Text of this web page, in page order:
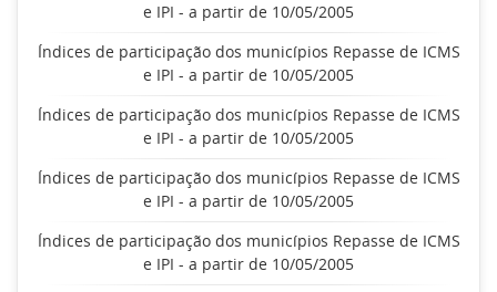
e IPI - a partir de 10/05/2005
Índices de participação dos municípios Repasse de ICMS
e IPI - a partir de 10/05/2005
Índices de participação dos municípios Repasse de ICMS
e IPI - a partir de 10/05/2005
Índices de participação dos municípios Repasse de ICMS
e IPI - a partir de 10/05/2005
Índices de participação dos municípios Repasse de ICMS
e IPI - a partir de 10/05/2005